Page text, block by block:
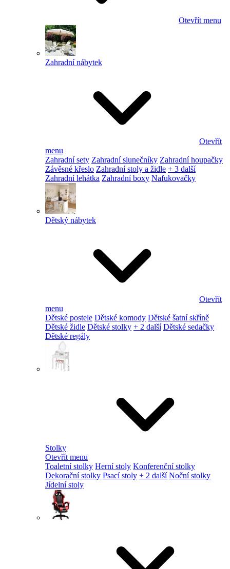
Otevřít menu
Zahradní nábytek
Otevřít
menu
Zahradní sety Zahradní slunečníky Zahradní houpačky
Závěsné křeslo Zahradní stoly a židle + 3 další
Zahradní lehátka Zahradní boxy Nafukovačky
Dětský nábytek
Otevřít
menu
Dětské postele Dětské komody Dětské šatní skříně
Dětské židle Dětské stolky + 2 další Dětské sedačky
Dětské regály
Stolky
Otevřít menu
Toaletní stolky Herní stoly Konferenční stolky
Dekorační stolky Psací stoly + 2 další Noční stolky
Jídelní stoly